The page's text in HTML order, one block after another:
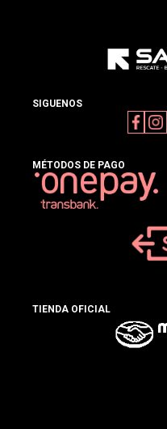
SIGUENOS
MÉTODOS DE PAGO
TIENDA OFICIAL